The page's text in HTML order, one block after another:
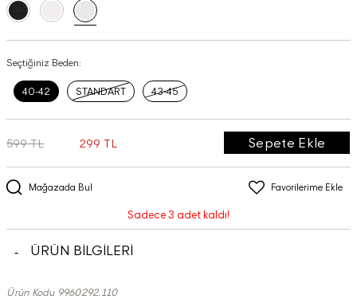
Seçtiğiniz Beden:
40-42 STANDART 43-45
Mağazada Bul Favorilerime Ekle
599 TL 299 TL Sepete Ekle
Sadece 3 adet kaldı!
ÜRÜN BİLGİLERİ
Ürün Kodu 9960292.110